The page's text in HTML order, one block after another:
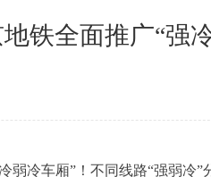
铁全面推广“强
冷车厢”！不同线路“强弱冷”